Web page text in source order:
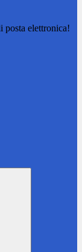
posta elettronica!